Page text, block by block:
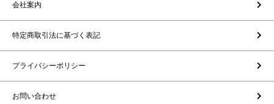
会社案内
特定商取引法に基づく表記
プライバシーポリシー
お問い合わせ